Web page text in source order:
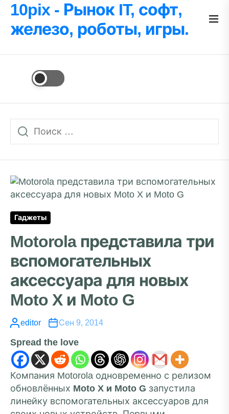
Перейти
содержимому
10pix - Рынок IT, софт,
железо, роботы, игры.
Гаджеты
Motorola представила три
вспомогательных
аксессуара для новых
Moto X и Moto G
editor Сен 9, 2014
Spread the love
Компания Motorola одновременно с релизом
обновлённых Moto X и Moto G запустила
линейку вспомогательных аксессуаров для